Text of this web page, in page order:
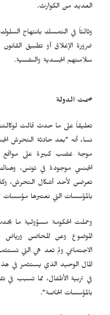
العديد من الكوارث.
وثالثاً في التمسك بانتهاج
ضرورة الإغلاق أو تطبيق
سلامتهم الجسدية والنفسية.
صمت الدولة
تعليقاً على ما حدث قالت
نساء أنه "بعد حادثة التحرش
موجة غضب كبيرة على مواقع
تعرضن لأحد أشكال التحرش،
بالمؤسسات التي نعتبرها مؤسسات
وحملت الحكومة مسؤولية ما
الموضوع وعن المحاضن ورياض
الاجتماعي ولم تعد هي التي
المال الوحيد الذي يستثمر في
في تربية الأطفال، مما تسبب
بالمؤسسات الخاصة".